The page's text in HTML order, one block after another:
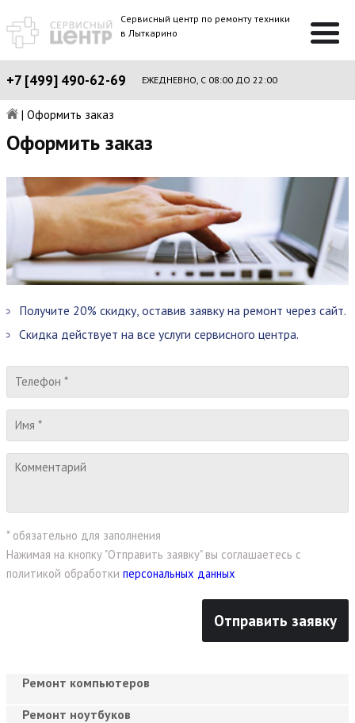
Сервисный центр по ремонту техники
в Лыткарино
+7 [499] 490-62-69 ЕЖЕДНЕВНО, С 08:00 ДО 22:00
| Оформить заказ
Оформить заказ
Получите 20% скидку, оставив заявку на ремонт через сайт.
Скидка действует на все услуги сервисного центра.
* обязательно для заполнения
Нажимая на кнопку "Отправить заявку" вы соглашаетесь с
политикой обработки персональных данных
Ремонт компьютеров
Ремонт ноутбуков